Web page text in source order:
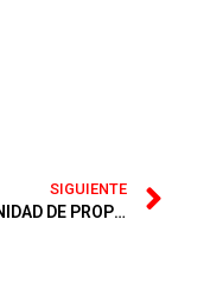
SIGUIENTE
COMUNIDAD DE PROPIETARIOS